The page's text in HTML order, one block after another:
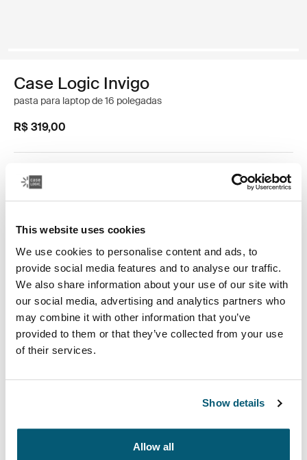
This website uses cookies
We use cookies to personalise content and ads, to
provide social media features and to analyse our traffic.
We also share information about your use of our site with
our social media, advertising and analytics partners who
may combine it with other information that you’ve
provided to them or that they’ve collected from your use
of their services.
Show details
Allow all
Case Logic Invigo
pasta para laptop de 16 polegadas
R$ 319,00
Tamanho
15/15,6 polegadas
A pasta para laptop Cases Logic Invigo Eco é
interior acolchoado com 10 mm de espessura – uma
maneira ecológica de proteger seu laptop.